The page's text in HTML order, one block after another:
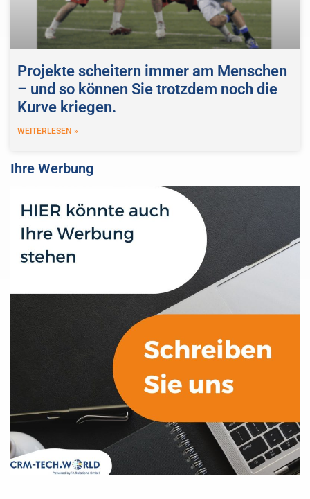
Projekte scheitern immer am Menschen
– und so können Sie trotzdem noch die
Kurve kriegen.
WEITERLESEN »
Ihre Werbung